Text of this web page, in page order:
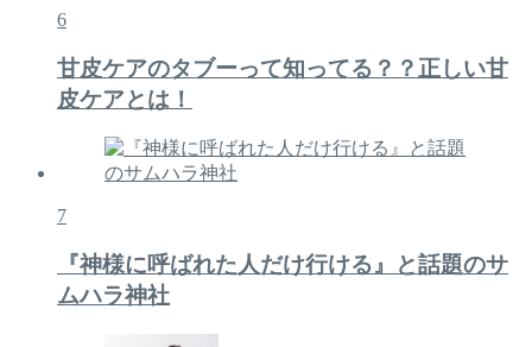
6
甘皮ケアのタブーって知ってる？？正しい甘
皮ケアとは！
7
『神様に呼ばれた人だけ行ける』と話題のサ
ムハラ神社